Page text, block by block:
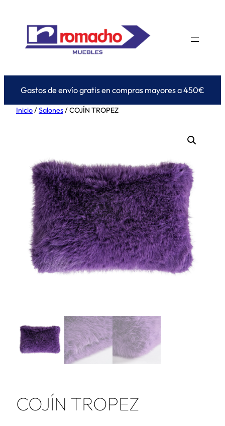
contenido
Gastos de envío gratis en compras mayores a 450€
Inicio/Salones/ COJÍN TROPEZ
COJÍN TROPEZ